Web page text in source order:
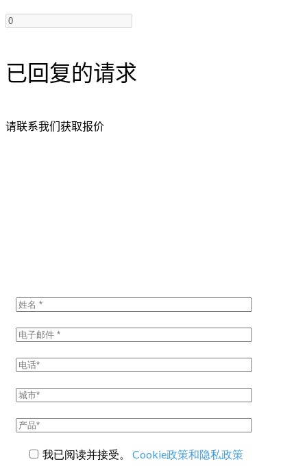
已回复的请求
请联系我们获取报价
我已阅读并接受。 Cookie政策和隐私政策